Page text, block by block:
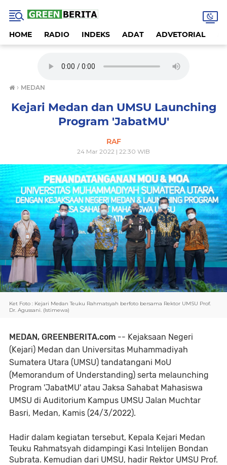
HOME RADIO INDEKS ADAT ADVETORIAL
› MEDAN
Kejari Medan dan UMSU Launching
Program 'JabatMU'
RAF
24 Mar 2022 | 22:30 WIB
Ket Foto : Kejari Medan Teuku Rahmatsyah berfoto bersama Rektor UMSU Prof.
Dr. Agussani. (Istimewa)
MEDAN, GREENBERITA.com -- Kejaksaan Negeri
(Kejari) Medan dan Universitas Muhammadiyah
Sumatera Utara (UMSU) tandatangani MoU
(Memorandum of Understanding) serta melaunching
Program 'JabatMU' atau Jaksa Sahabat Mahasiswa
UMSU di Auditorium Kampus UMSU Jalan Muchtar
Basri, Medan, Kamis (24/3/2022).
Hadir dalam kegiatan tersebut, Kepala Kejari Medan
Teuku Rahmatsyah didampingi Kasi Intelijen Bondan
Subrata. Kemudian dari UMSU, hadir Rektor UMSU Prof.